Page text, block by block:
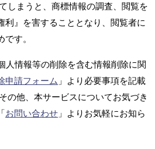
しまうと、商標情報の調査、閲覧を
利』を害することとなり、閲覧者に
す。
人情報等の削除を含む情報削除に関
申請フォーム 」より必要事項を記載
の他、本サービスについてお気づき
お問い合わせ 」よりお気軽にお知ら